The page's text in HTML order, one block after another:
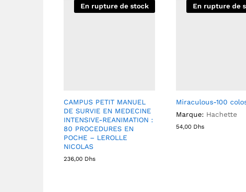
En rupture de stock
CAMPUS PETIT MANUEL
DE SURVIE EN MEDECINE
INTENSIVE-REANIMATION :
80 PROCEDURES EN
POCHE – LEROLLE
NICOLAS
236,00 Dhs
En rupture de
Miraculous-100
Marque: Hachette
54,00 Dhs